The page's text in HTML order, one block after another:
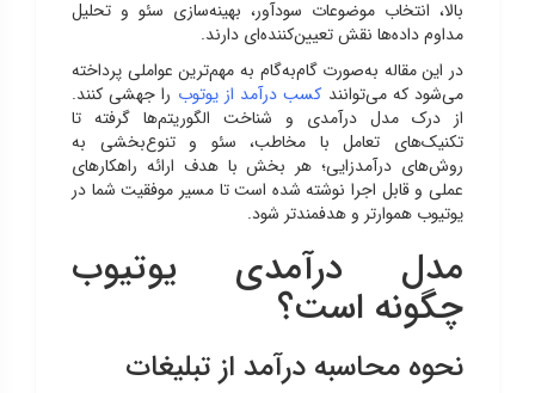
بالا، انتخاب موضوعات سودآور، بهینه‌سازی سئو و تحلیل
مداوم داده‌ها نقش تعیین‌کننده‌ای دارند.
در این مقاله به‌صورت گام‌به‌گام به مهم‌ترین عواملی پرداخته
می‌شود که می‌توانند کسب درآمد از یوتوب را جهشی کنند.
از درک مدل درآمدی و شناخت الگوریتم‌ها گرفته تا
تکنیک‌های تعامل با مخاطب، سئو و تنوع‌بخشی به
روش‌های درآمدزایی؛ هر بخش با هدف ارائه راهکارهای
عملی و قابل اجرا نوشته شده است تا مسیر موفقیت شما در
یوتیوب هموارتر و هدفمندتر شود.
مدل درآمدی یوتیوب
چگونه است؟
نحوه محاسبه درآمد از تبلیغات